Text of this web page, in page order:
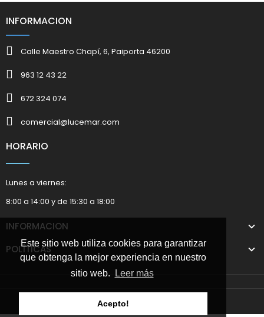
Este sitio web utiliza cookies para garantizar
que obtenga la mejor experiencia en nuestro
sitio web.
Leer más
Acepto!
INFORMACION
Calle Maestro Chapí, 6, Paiporta 46200
963 12 43 22
672 324 074
comercial@lucemar.com
HORARIO
Lunes a viernes:
8:00 a 14:00 y de 15:30 a 18:00
INFORMACION
POLÍTICAS
2025 © Marketing Suministros Lucemar